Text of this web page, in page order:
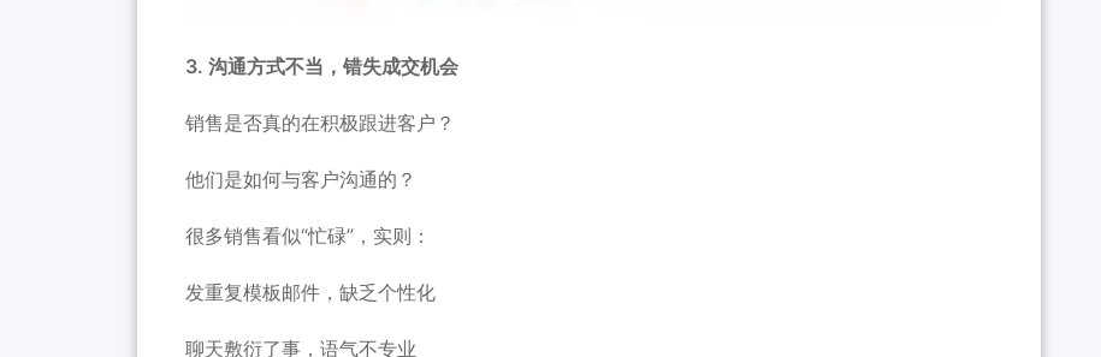
3. 沟通方式不当，错失成交机会
销售是否真的在积极跟进客户？
他们是如何与客户沟通的？
很多销售看似“忙碌”，实则：
发重复模板邮件，缺乏个性化
聊天敷衍了事，语气不专业